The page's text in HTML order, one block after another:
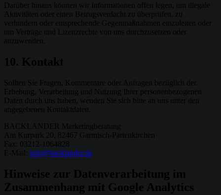
Darüber hinaus können wir Informationen offen legen, um illegale
Aktivitäten oder einen Betrugsverdacht zu überprüfen, zu
verhindern oder entsprechende Gegenmaßnahmen einzuleiten oder
um Verträge und Lizenzrechte von uns durchzusetzen oder
anzuwenden.
10. Kontakt
Sollten Sie Fragen, Kommentare oder Anfragen bezüglich der
Erhebung, Verarbeitung und Nutzung Ihrer personenbezogenen
Daten durch uns haben, wenden Sie sich bitte an uns unter den
angegebenen Kontaktdaten.
BACKLANDER Marketingberatung
Am Kurpark 20, 82467 Garmisch-Partenkirchen
Fax: 03212-1064828
E-Mail: info@backlander.de
Hinweise zur Datenverarbeitung im
Zusammenhang mit Google Analytics